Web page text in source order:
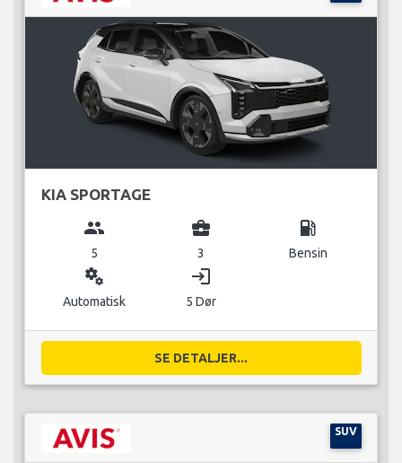
KIA SPORTAGE
group
5
business_center
3
local_gas_station
Bensin
miscellaneous_services
Automatisk
login
5 Dør
SE DETALJER...
SUV